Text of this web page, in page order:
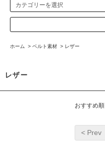
ホーム > ベルト素材 > レザー
レザー
おすすめ順
< Prev